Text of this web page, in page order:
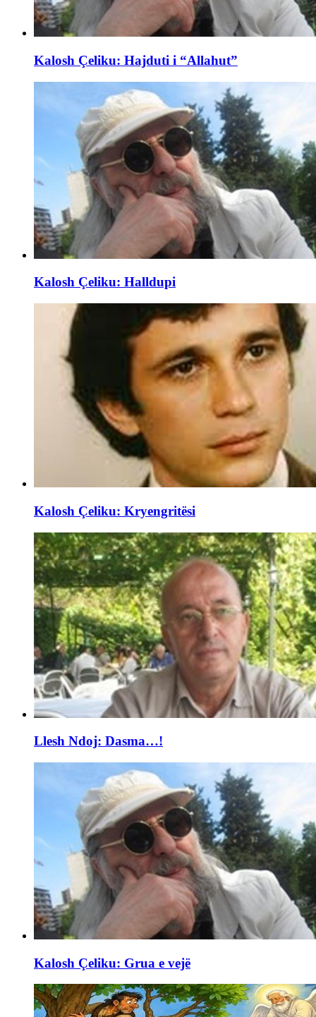
Kalosh Çeliku: Hajduti i “Allahut”
Kalosh Çeliku: Halldupi
Kalosh Çeliku: Kryengritësi
Llesh Ndoj: Dasma…!
Kalosh Çeliku: Grua e vejë